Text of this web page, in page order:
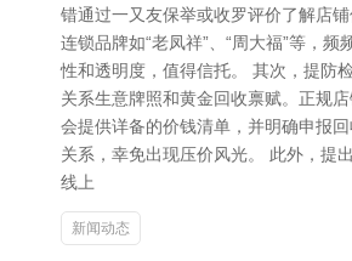
错通过一又友保举或收罗评价了解店
连锁品牌如“老凤祥”、“周大福”等，频
性和透明度，值得信托。 其次，提防
关系生意牌照和黄金回收禀赋。正规
会提供详备的价钱清单，并明确申报
关系，幸免出现压价风光。 此外，提
线上
新闻动态